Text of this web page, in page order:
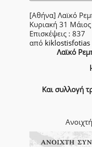
[Αθήνα] Λαϊκό
Κυριακή 31
Επισκέψεις : 837
από kiklostisfotias
Λαϊκό
Και συλλογή